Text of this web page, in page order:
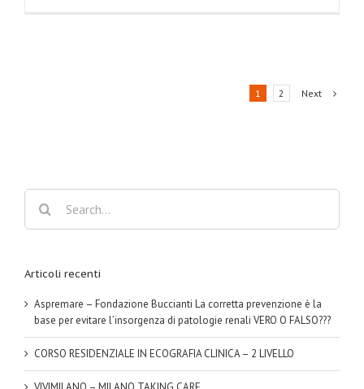
1 2 Next
Search
Articoli recenti
Aspremare – Fondazione Buccianti La corretta prevenzione è la
base per evitare l’insorgenza di patologie renali VERO O FALSO???
CORSO RESIDENZIALE IN ECOGRAFIA CLINICA – 2 LIVELLO